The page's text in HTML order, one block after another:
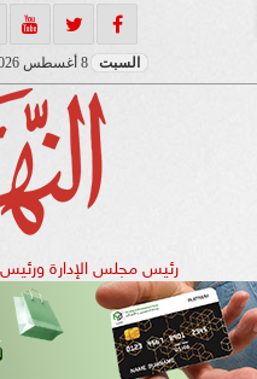
السبت 8 أغسطس 2026
رئيس مجلس الإدارة ورئيس